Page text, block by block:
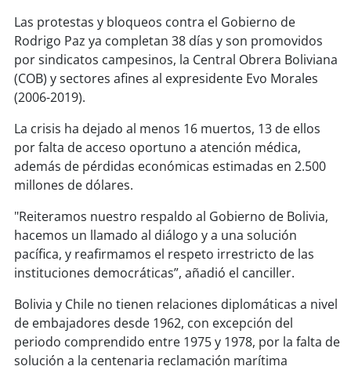
soyarauco
soytemuco
soy valdivia
soy osorno
soychiloé
Las protestas y bloqueos contra el Gobierno de
Rodrigo Paz ya completan 38 días y son promovidos
por sindicatos campesinos, la Central Obrera Boliviana
(COB) y sectores afines al expresidente Evo Morales
(2006-2019).
La crisis ha dejado al menos 16 muertos, 13 de ellos
por falta de acceso oportuno a atención médica,
además de pérdidas económicas estimadas en 2.500
millones de dólares.
"Reiteramos nuestro respaldo al Gobierno de Bolivia,
hacemos un llamado al diálogo y a una solución
pacífica, y reafirmamos el respeto irrestricto de las
instituciones democráticas”, añadió el canciller.
Bolivia y Chile no tienen relaciones diplomáticas a nivel
de embajadores desde 1962, con excepción del
periodo comprendido entre 1975 y 1978, por la falta de
solución a la centenaria reclamación marítima